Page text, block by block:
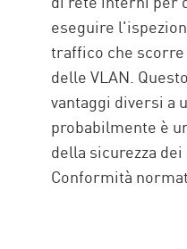
eseguire
traffico che
delle VLAN.
vantaggi diversi a
probabilmente è
della sicurezza
Conformità